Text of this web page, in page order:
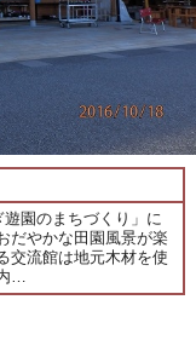
園のまちづくり」に
だやかな田園風景が楽
交流館は地元木材を使
…